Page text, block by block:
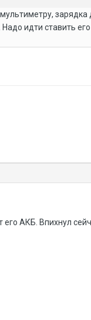
зарядка
идти ставить
АКБ. Впихнул